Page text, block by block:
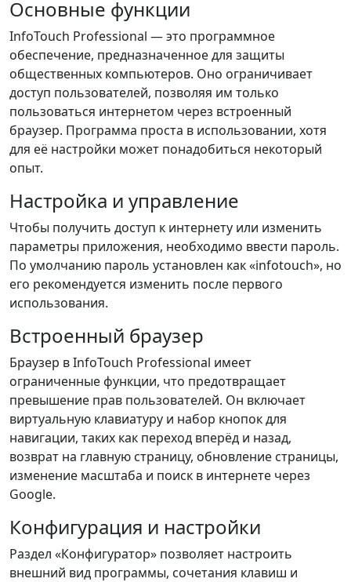
Основные функции
InfoTouch Professional — это программное
обеспечение, предназначенное для защиты
общественных компьютеров. Оно ограничивает
доступ пользователей, позволяя им только
пользоваться интернетом через встроенный
браузер. Программа проста в использовании, хотя
для её настройки может понадобиться некоторый
опыт.
Настройка и управление
Чтобы получить доступ к интернету или изменить
параметры приложения, необходимо ввести пароль.
По умолчанию пароль установлен как «infotouch», но
его рекомендуется изменить после первого
использования.
Встроенный браузер
Браузер в InfoTouch Professional имеет
ограниченные функции, что предотвращает
превышение прав пользователей. Он включает
виртуальную клавиатуру и набор кнопок для
навигации, таких как переход вперёд и назад,
возврат на главную страницу, обновление страницы,
изменение масштаба и поиск в интернете через
Google.
Конфигурация и настройки
Раздел «Конфигуратор» позволяет настроить
внешний вид программы, сочетания клавиш и